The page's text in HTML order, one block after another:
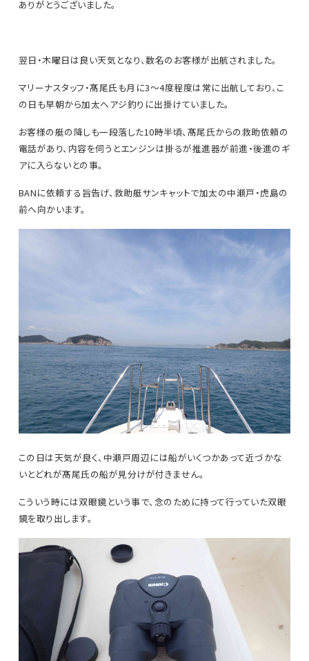
ありがとうございました。
翌日・木曜日は良い天気となり、数名のお客様が出航されました。
マリーナスタッフ・髙尾氏も月に3～4度程度は常に出航しており、こ
の日も早朝から加太へアジ釣りに出掛けていました。
お客様の艇の降しも一段落した10時半頃、髙尾氏からの救助依頼の
電話があり、内容を伺うとエンジンは掛るが推進器が前進・後進のギ
アに入らないとの事。
BANに依頼する旨告げ、救助艇サンキャットで加太の中瀬戸・虎島の
前へ向かいます。
この日は天気が良く、中瀬戸周辺には船がいくつかあって近づかな
いとどれが髙尾氏の船が見分けが付きません。
こういう時には双眼鏡という事で、念のために持って行っていた双眼
鏡を取り出します。